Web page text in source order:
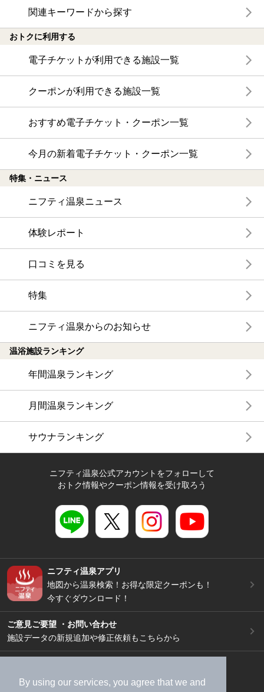
By using our services, you agree that we and
関連キーワードから探す
おトクに利用する
電子チケットが利用できる施設一覧
クーポンが利用できる施設一覧
おすすめ電子チケット・クーポン一覧
今月の新着電子チケット・クーポン一覧
特集・ニュース
ニフティ温泉ニュース
体験レポート
口コミを見る
特集
ニフティ温泉からのお知らせ
温浴施設ランキング
年間温泉ランキング
月間温泉ランキング
サウナランキング
ニフティ温泉公式アカウントをフォローして
おトク情報やクーポン情報を受け取ろう
ニフティ温泉アプリ
地図から温泉検索！お得な限定クーポンも！
今すぐダウンロード！
ご意見ご要望 ・お問い合わせ
施設データの新規追加や修正依頼もこちらから
加盟店募集（資料請求）
広告出稿のご案内